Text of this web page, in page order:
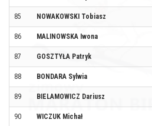
85 NOWAKOWSKI Tobiasz
86 MALINOWSKA Iwona
87 GOSZTYŁA Patryk
88 BONDARA Sylwia
89 BIELAMOWICZ Dariusz
90 WICZUK Michał